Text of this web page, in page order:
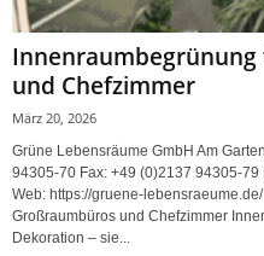
und Chefzimmer
März 20, 2026
Grüne Lebensräume GmbH Am
94305-70 Fax: +49 (0)2137 94305-
Web: https://gruene-
Großraumbüros und Chefzimmer
Dekoration – sie...